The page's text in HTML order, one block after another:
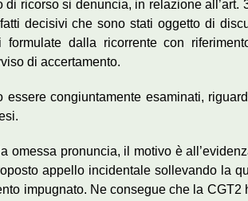
ricorso si denuncia, in relazione all’art.
decisivi che sono stati oggetto di
formulate dalla ricorrente con
di accertamento.
essere congiuntamente esaminati,
omessa pronuncia, il motivo è
appello incidentale sollevando la
impugnato. Ne consegue che la